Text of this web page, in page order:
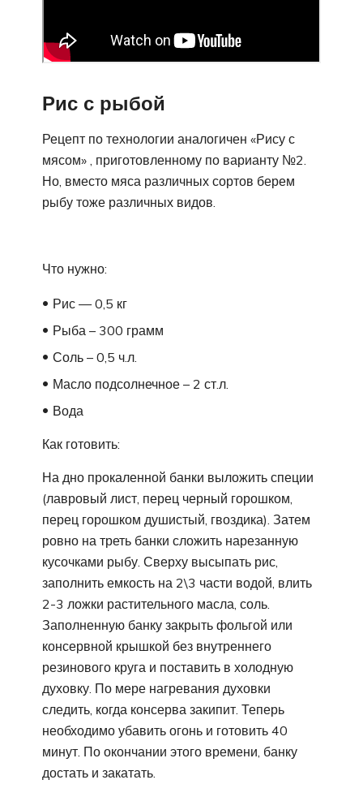
Рис с рыбой
Рецепт по технологии аналогичен «Рису с
мясом» , приготовленному по варианту №2.
Но, вместо мяса различных сортов берем
рыбу тоже различных видов.
Что нужно:
Рис — 0,5 кг
Рыба – 300 грамм
Соль – 0,5 ч.л.
Масло подсолнечное – 2 ст.л.
Вода
Как готовить:
На дно прокаленной банки выложить специи
(лавровый лист, перец черный горошком,
перец горошком душистый, гвоздика). Затем
ровно на треть банки сложить нарезанную
кусочками рыбу. Сверху высыпать рис,
заполнить емкость на 2\3 части водой, влить
2-3 ложки растительного масла, соль.
Заполненную банку закрыть фольгой или
консервной крышкой без внутреннего
резинового круга и поставить в холодную
духовку. По мере нагревания духовки
следить, когда консерва закипит. Теперь
необходимо убавить огонь и готовить 40
минут. По окончании этого времени, банку
достать и закатать.